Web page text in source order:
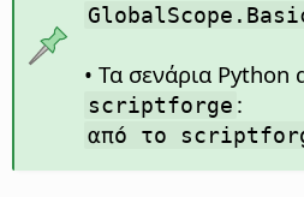
• Τα σενάρια Python
scriptforge :
από το